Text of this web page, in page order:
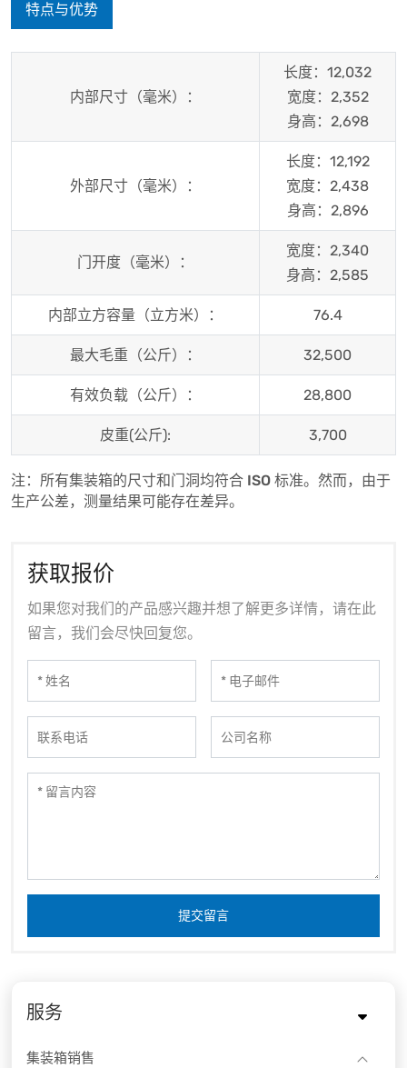
特点与优势
内部尺寸（毫米）：
长度：12,032
宽度：2,352
身高：2,698
外部尺寸（毫米）：
长度：12,192
宽度：2,438
身高：2,896
门开度（毫米）：
宽度：2,340
身高：2,585
内部立方容量（立方米）： 76.4
最大毛重（公斤）： 32,500
有效负载（公斤）： 28,800
皮重(公斤): 3,700
注：所有集装箱的尺寸和门洞均符合 ISO 标准。然而，由于
生产公差，测量结果可能存在差异。
获取报价
如果您对我们的产品感兴趣并想了解更多详情，请在此
留言，我们会尽快回复您。
提交留言
服务
集装箱销售